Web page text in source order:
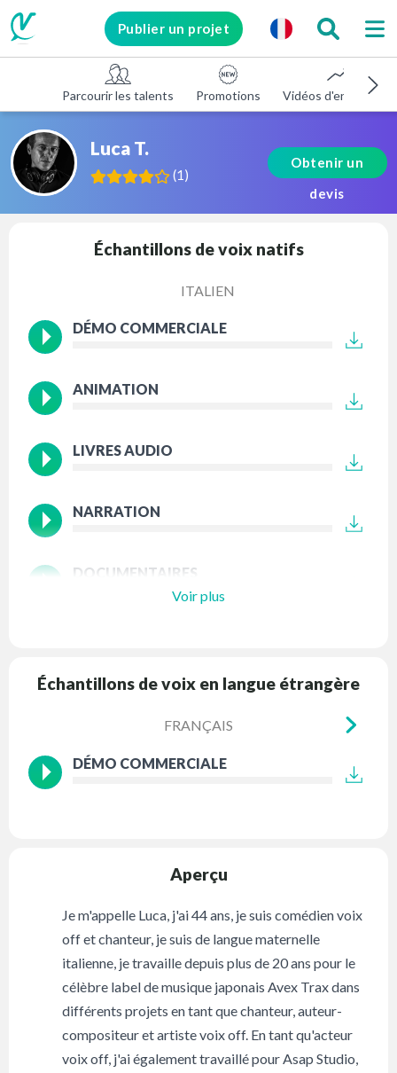
Publier un projet
Parcourir les talents Promotions Vidéos d'entreprise
Luca T.
(1 )
Obtenir un
devis
Échantillons de voix natifs
ITALIEN
DÉMO COMMERCIALE
ANIMATION
LIVRES AUDIO
NARRATION
DOCUMENTAIRES
Voir plus
Échantillons de voix en langue étrangère
FRANÇAIS
DÉMO COMMERCIALE
Aperçu
Je m'appelle Luca, j'ai 44 ans, je suis comédien voix
off et chanteur, je suis de langue maternelle
italienne, je travaille depuis plus de 20 ans pour le
célèbre label de musique japonais Avex Trax dans
différents projets en tant que chanteur, auteur-
compositeur et artiste voix off. En tant qu'acteur
voix off, j'ai également travaillé pour Asap Studio,